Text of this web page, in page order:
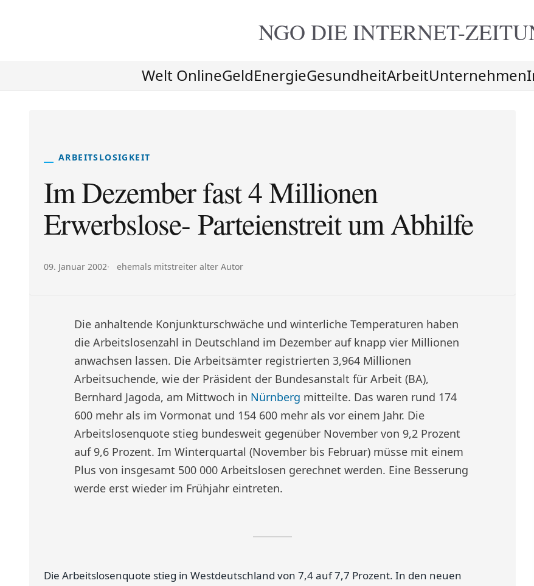
NGO DIEINTERNET-
Welt OnlineGeldEnergieGesundheitArbeitUnternehmen
ARBEITSLOSIGKEIT
Im Dezember fast 4 Millionen
Erwerbslose- Parteienstreit um Abhilfe
Veröffentlicht am:
09. Januar 2002 Autor:
ehemals mitstreiter alter Autor
Die anhaltende Konjunkturschwäche und winterliche Temperaturen haben
die Arbeitslosenzahl in Deutschland im Dezember auf knapp vier Millionen
anwachsen lassen. Die Arbeitsämter registrierten 3,964 Millionen
Arbeitsuchende, wie der Präsident der Bundesanstalt für Arbeit (BA),
Bernhard Jagoda, am Mittwoch in Nürnberg mitteilte. Das waren rund 174
600 mehr als im Vormonat und 154 600 mehr als vor einem Jahr. Die
Arbeitslosenquote stieg bundesweit gegenüber November von 9,2 Prozent
auf 9,6 Prozent. Im Winterquartal (November bis Februar) müsse mit einem
Plus von insgesamt 500 000 Arbeitslosen gerechnet werden. Eine Besserung
werde erst wieder im Frühjahr eintreten.
Die Arbeitslosenquote stieg in Westdeutschland von 7,4 auf 7,7 Prozent. In den neuen